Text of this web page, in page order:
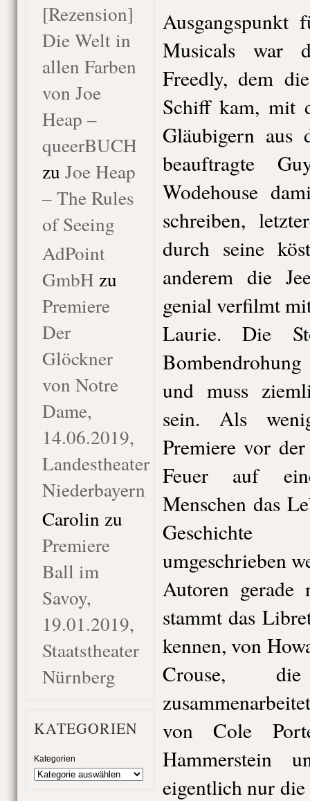
[Rezension]
Die Welt in
allen Farben
von Joe
Heap –
queerBUCH
zu Joe Heap
– The Rules
of Seeing
AdPoint
GmbH zu
Premiere
Der
Glöckner
von Notre
Dame,
14.06.2019,
Landestheater
Niederbayern
Carolin zu
Premiere
Ball im
Savoy,
19.01.2019,
Staatstheater
Nürnberg
KATEGORIEN
Kategorien
Ausgangspunkt
Musicals war
Freedly, dem
Schiff kam, mit
Gläubigern aus
beauftragte
Wodehouse
schreiben,
durch seine
anderem die
genial verfilmt
Laurie. Die
und muss
sein. Als
Premiere vor
Feuer auf
Menschen das
Geschichte
umgeschrieben
Autoren gerade
stammt das
kennen, von
Crouse,
von Cole
Hammerstein
eigentlich nur